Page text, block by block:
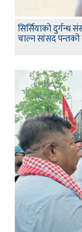
सिर्सियाको दुर्गन्ध
चाल्न सांसद पन्तको